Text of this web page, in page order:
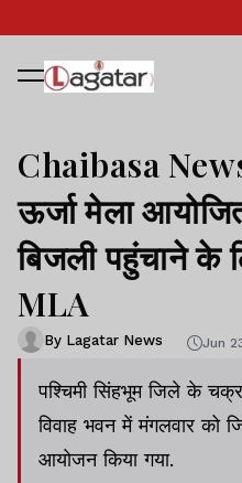
Chaibasa
ऊर्जा मेला
बिजली पहुंचाने के
MLA
By Lagatar News Jun
पश्चिमी सिंहभूम जिले के
विवाह भवन में मंगलवार को
आयोजन किया गया.